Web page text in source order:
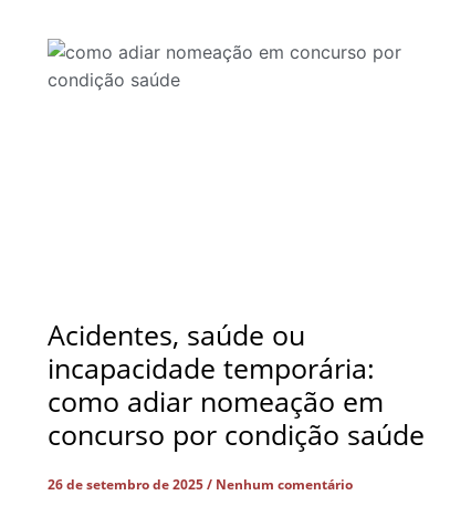
Acidentes, saúde ou
incapacidade temporária:
como adiar nomeação em
concurso por condição saúde
26 de setembro de 2025 Nenhum comentário